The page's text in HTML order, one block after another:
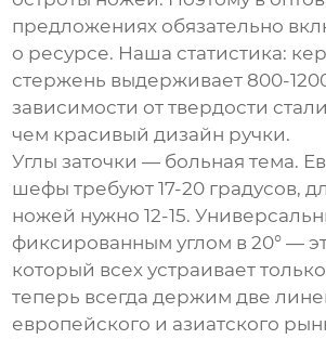
предложениях обязательно
о ресурсе. Наша статистика:
стержень выдерживает 800-
зависимости от твердости
чем красивый дизайн ручки.
Углы заточки — больная тема.
шефы требуют 17-20 градусов,
ножей нужно 12-15.
фиксированным углом в 20° —
который всех устраивает
теперь всегда держим две
европейского и азиатского